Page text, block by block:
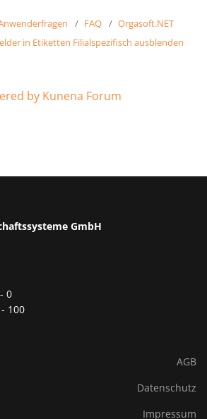
FAQ
Orgasoft.NET
in Etiketten Filialspezifisch ausblenden
by Kunena Forum
GmbH
0
100
AGB
Datenschutz
Impressum